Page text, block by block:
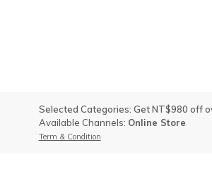
Selected Categories: Get NT$980 off
Available Channels: Online Store
Term & Condition